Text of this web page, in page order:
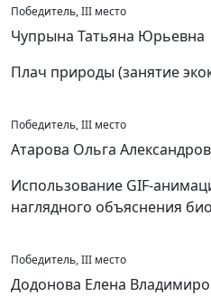
Победитель, III место
Чупрына Татьяна Юрьевна
Плач природы (занятие
Победитель, III место
Атарова Ольга
Использование GIF-
наглядного объяснения
Победитель, III место
Додонова Елена